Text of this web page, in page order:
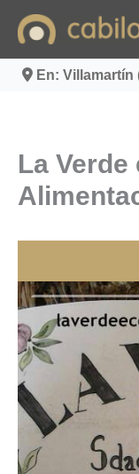
contenido
En: Villamartín
La